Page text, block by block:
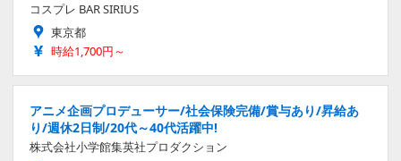
コスプレ BAR SIRIUS
東京都
時給1,700円～
アニメ企画プロデューサー/社会保険完備/賞与あり/昇給あ
り/週休2日制/20代～40代活躍中!
株式会社小学館集英社プロダクション